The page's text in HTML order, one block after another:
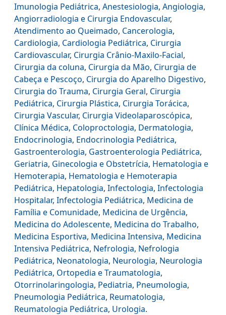
Imunologia Pediátrica, Anestesiologia, Angiologia,
Angiorradiologia e Cirurgia Endovascular,
Atendimento ao Queimado, Cancerologia,
Cardiologia, Cardiologia Pediátrica, Cirurgia
Cardiovascular, Cirurgia Crânio-Maxilo-Facial,
Cirurgia da coluna, Cirurgia da Mão, Cirurgia de
Cabeça e Pescoço, Cirurgia do Aparelho Digestivo,
Cirurgia do Trauma, Cirurgia Geral, Cirurgia
Pediátrica, Cirurgia Plástica, Cirurgia Torácica,
Cirurgia Vascular, Cirurgia Videolaparoscópica,
Clínica Médica, Coloproctologia, Dermatologia,
Endocrinologia, Endocrinologia Pediátrica,
Gastroenterologia, Gastroenterologia Pediátrica,
Geriatria, Ginecologia e Obstetrícia, Hematologia e
Hemoterapia, Hematologia e Hemoterapia
Pediátrica, Hepatologia, Infectologia, Infectologia
Hospitalar, Infectologia Pediátrica, Medicina de
Família e Comunidade, Medicina de Urgência,
Medicina do Adolescente, Medicina do Trabalho,
Medicina Esportiva, Medicina Intensiva, Medicina
Intensiva Pediátrica, Nefrologia, Nefrologia
Pediátrica, Neonatologia, Neurologia, Neurologia
Pediátrica, Ortopedia e Traumatologia,
Otorrinolaringologia, Pediatria, Pneumologia,
Pneumologia Pediátrica, Reumatologia,
Reumatologia Pediátrica, Urologia.